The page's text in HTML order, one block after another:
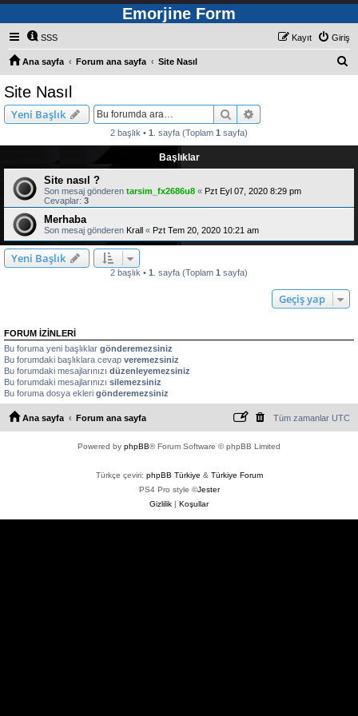
Emorjine Form
SSS Giriş
Kayıt
Ana sayfa Forum ana sayfa Site Nasıl
Site Nasıl
Yeni Başlık Ara
2 başlık • 1 . sayfa (Toplam 1 sayfa)
Başlıklar
Site nasıl ?
Son mesaj gönderen tarsim_fx2686u8 « Pzt Eyl 07, 2020 8:29 pm
Cevaplar: 3
Merhaba
Son mesaj gönderen Krall « Pzt Tem 20, 2020 10:21 am
Yeni Başlık
2 başlık • 1 . sayfa (Toplam 1 sayfa)
Geçiş yap
FORUM IZINLERI
Bu foruma yeni başlıklar gönderemezsiniz
Bu forumdaki başlıklara cevap veremezsiniz
Bu forumdaki mesajlarınızı düzenleyemezsiniz
Bu forumdaki mesajlarınızı silemezsiniz
Bu foruma dosya ekleri gönderemezsiniz
Ana sayfa Forum ana sayfa Tüm zamanlar UTC
Powered by phpBB® Forum Software © phpBB Limited
Türkçe çeviri: phpBB Türkiye & Türkiye Forum
PS4 Pro style ©Jester
Gizlilik | Koşullar